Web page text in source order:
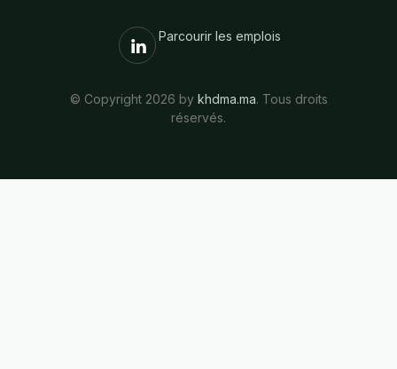
Parcourir les emplois
© Copyright 2026 by khdma.ma. Tous droits
réservés.